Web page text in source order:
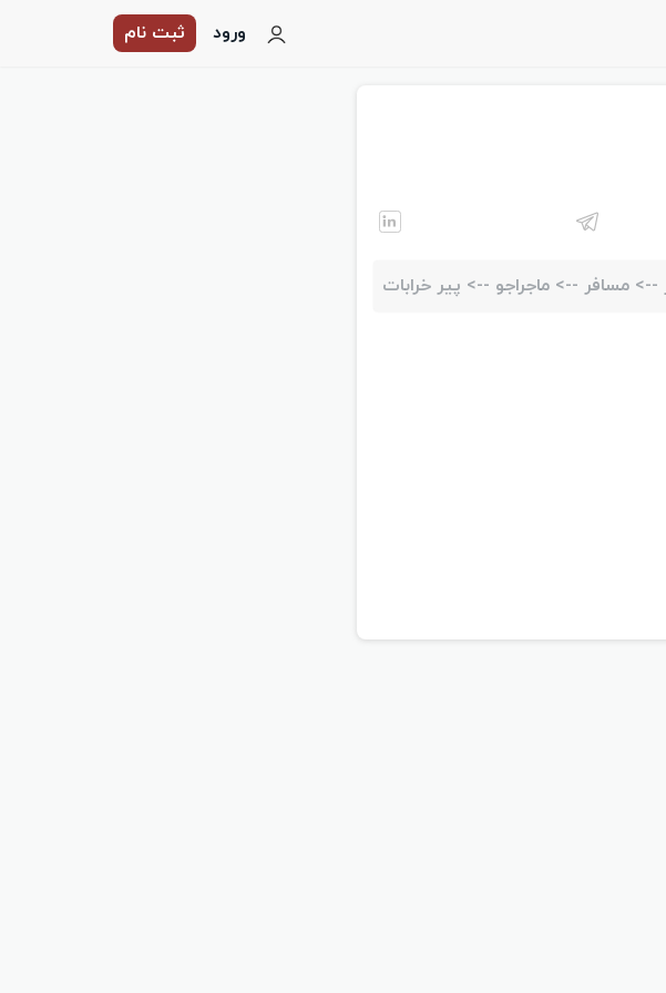
ورود ثبت نام
--> مسافر --> ماجراجو --> پیر خرابات